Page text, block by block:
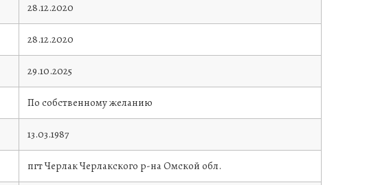
28.12.2020
28.12.2020
29.10.2025
По собственному желанию
13.03.1987
пгт Черлак Черлакского р-на Омской обл.